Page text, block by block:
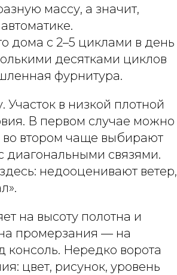
массу, а значит,
дома с 2–5 циклами в день
десятками циклов
фурнитура.
Участок в низкой плотной
В первом случае можно
втором чаще выбирают
связями.
недооценивают ветер,
на высоту полотна и
промерзания — на
Нередко ворота
цвет, рисунок, уровень